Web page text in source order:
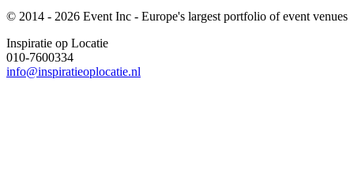
© 2014 - 2026 Event Inc - Europe's largest portfolio of event venues
Inspiratie op Locatie
010-7600334
info@inspiratieoplocatie.nl